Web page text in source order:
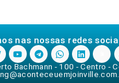
nas nossas redes
Bachmann - 100 - Centro -